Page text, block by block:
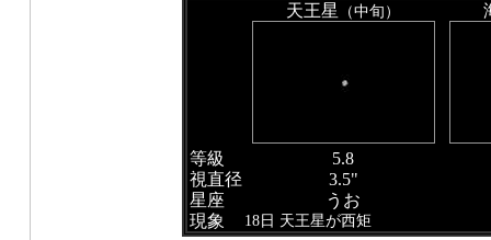
天王星 （中旬）
等級
5.8
視直径
3.5"
星座
うお
現象
18日 天王星が西矩